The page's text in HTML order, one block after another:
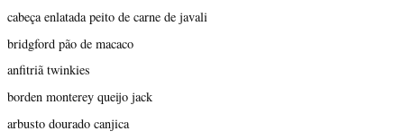
cabeça enlatada peito de carne de javali
bridgford pão de macaco
anfitriã twinkies
borden monterey queijo jack
arbusto dourado canjica